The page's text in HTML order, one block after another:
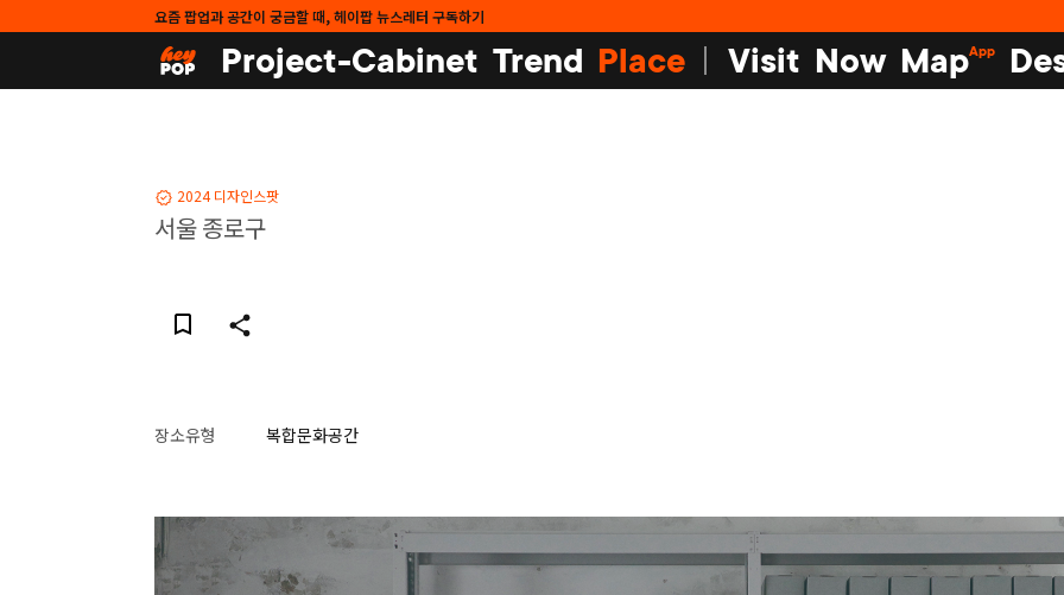
요즘 팝업과 공간이 궁금할 때, 헤이팝 뉴스레터 구독하기
Project-Cabinet Trend Place Visit Now MapApp
2024 디자인스팟
서울 종로구
장소유형 복합문화공간